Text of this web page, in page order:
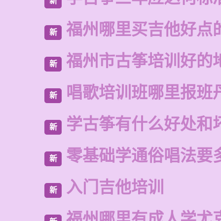
新 福州哪里买吉他好点
新 福州市古筝培训好的
新 唱歌培训班哪里报班
新 学古筝有什么好处和
新 零基础学通俗唱法要
新 入门吉他培训